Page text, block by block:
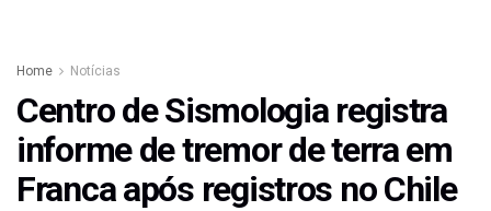
Home Notícias
Centro de Sismologia registra
informe de tremor de terra em
Franca após registros no Chile